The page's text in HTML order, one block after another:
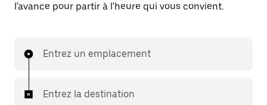
l'avance pour partir à l'heure qui vous convient.
Entrez un emplacement
Entrez la destination